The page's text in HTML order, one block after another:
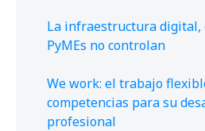
La infraestructura digital,
PyMEs no controlan
We work: el trabajo
competencias para su
profesional